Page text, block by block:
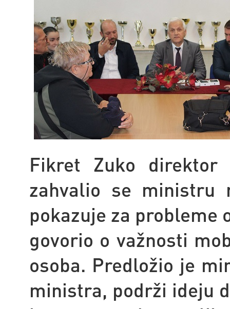
Fikret Zuko direktor
zahvalio se ministru
pokazuje za probleme
govorio o važnosti
osoba. Predložio je
ministra, podrži ideju